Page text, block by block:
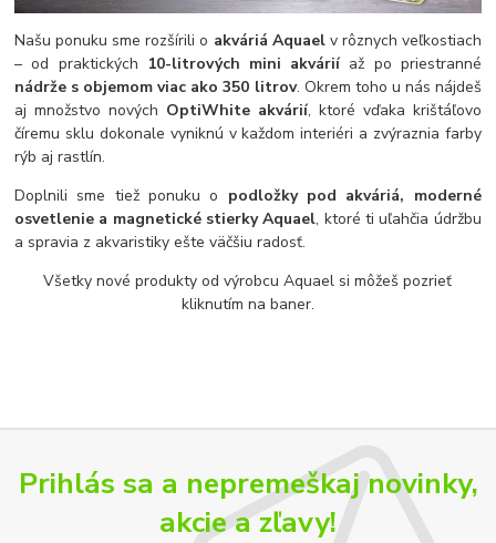
Našu ponuku sme rozšírili o akváriá Aquaelv rôznych veľkostiach
– od praktických 10-litrových mini akváriíaž po priestranné
nádrže s objemom viac ako 350 litrov. Okrem toho u nás nájdeš
aj množstvo nových OptiWhite akvárií, ktoré vďaka krištáľovo
číremu sklu dokonale vyniknú v každom interiéri a zvýraznia farby
rýb aj rastlín.
Doplnili sme tiež ponuku o podložky pod akváriá, moderné
osvetlenie a magnetické stierky Aquael, ktoré ti uľahčia údržbu
a spravia z akvaristiky ešte väčšiu radosť.
Všetky nové produkty od výrobcu Aquael si môžeš pozrieť
kliknutím na baner.
Prihlás sa a nepremeškaj novinky,
akcie a zľavy!